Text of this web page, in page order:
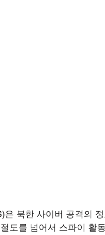
은 북한 사이버 공격의
도를 넘어서 스파이 활